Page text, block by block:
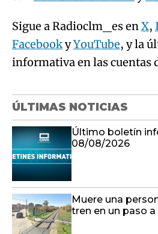
Sigue a Radioclm_es enX,
FacebookyYouTube, y la
informativa en las cuentas
ÚLTIMAS NOTICIAS
Último boletín
08/08/2026
Muere una
tren en un paso